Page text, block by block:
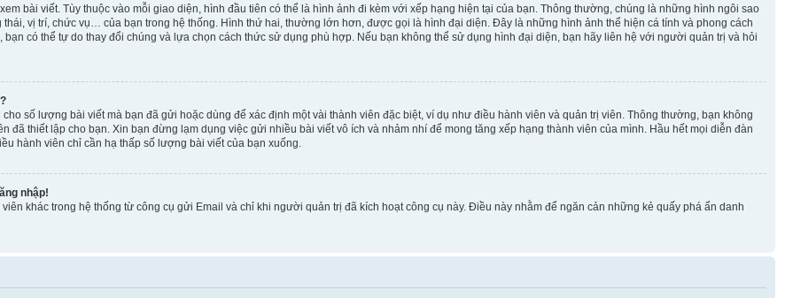
bài viết. Tùy thuộc vào mỗi giao diện, hình đầu tiên có thể là hình ảnh đi kèm với xếp hạng hiện tại của bạn. Thông thường, chúng là những hình ngôi sao
vị trí, chức vụ… của bạn trong hệ thống. Hình thứ hai, thường lớn hơn, được gọi là hình đại diện. Đây là những hình ảnh thể hiện cá tính và phong cách
có thể tự do thay đổi chúng và lựa chọn cách thức sử dụng phù hợp. Nếu bạn không thể sử dụng hình đại diện, bạn hãy liên hệ với người quản trị và hỏi
số lượng bài viết mà bạn đã gửi hoặc dùng để xác định một vài thành viên đặc biệt, ví dụ như điều hành viên và quản trị viên. Thông thường, bạn không
đã thiết lập cho bạn. Xin bạn đừng lạm dụng việc gửi nhiều bài viết vô ích và nhảm nhí để mong tăng xếp hạng thành viên của mình. Hầu hết mọi diễn đàn
hành viên chỉ cần hạ thấp số lượng bài viết của bạn xuống.
nhập!
khác trong hệ thống từ công cụ gửi Email và chỉ khi người quản trị đã kích hoạt công cụ này. Điều này nhằm để ngăn cản những kẻ quấy phá ẩn danh